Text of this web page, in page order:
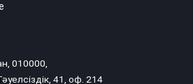
010000,
41, оф. 214